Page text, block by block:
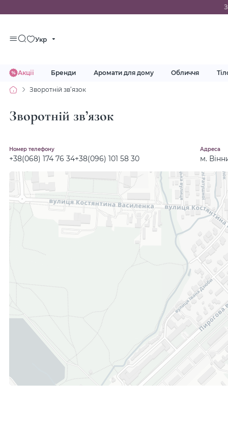
Укр
Акції Бренди Аромати для дому Обличчя
Зворотній зв’язок
Зворотній зв’язок
Номер телефону
+38(068) 174 76 34+38(096) 101 58 30
Адреса
м.